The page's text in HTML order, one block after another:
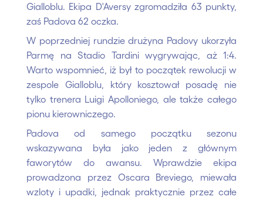
Gialloblu. Ekipa D'Aversy zgromadziła 63 punkty,
zaś Padova 62 oczka.
W poprzedniej rundzie drużyna Padovy ukorzyła
Parmę na Stadio Tardini wygrywając, aż 1:4.
Warto wspomnieć, iż był to początek rewolucji w
zespole Gialloblu, który kosztował posadę nie
tylko trenera Luigi Apolloniego, ale także całego
pionu kierowniczego.
Padova od samego początku sezonu
wskazywana była jako jeden z głównym
faworytów do awansu. Wprawdzie ekipa
prowadzona przez Oscara Breviego, miewała
wzloty i upadki, jednak praktycznie przez całe